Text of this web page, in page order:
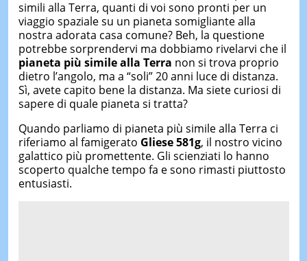
simili alla Terra, quanti di voi sono pronti per un
viaggio spaziale su un pianeta somigliante alla
nostra adorata casa comune? Beh, la questione
potrebbe sorprendervi ma dobbiamo rivelarvi che il
pianeta più simile alla Terra non si trova proprio
dietro l’angolo, ma a “soli” 20 anni luce di distanza.
Sì, avete capito bene la distanza. Ma siete curiosi di
sapere di quale pianeta si tratta?
Quando parliamo di pianeta più simile alla Terra ci
riferiamo al famigerato Gliese 581g, il nostro vicino
galattico più promettente. Gli scienziati lo hanno
scoperto qualche tempo fa e sono rimasti piuttosto
entusiasti.